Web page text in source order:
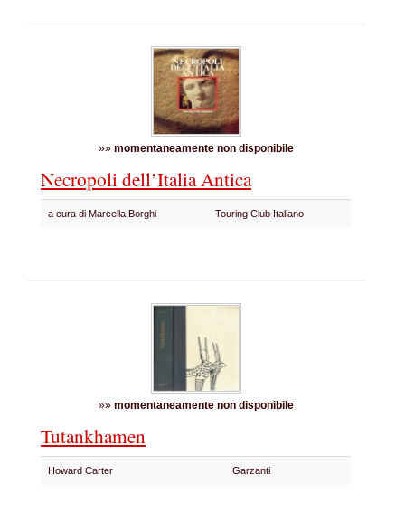
»» momentaneamente non disponibile
Necropoli dell’Italia Antica
a cura di Marcella Borghi Touring Club Italiano
»» momentaneamente non disponibile
Tutankhamen
Howard Carter Garzanti